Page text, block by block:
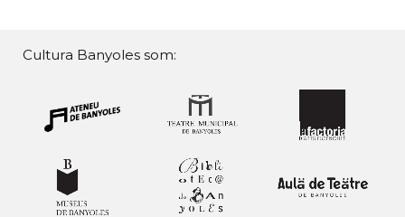
Cultura Banyoles som: